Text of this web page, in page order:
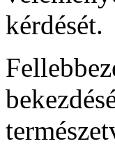
kérdését.